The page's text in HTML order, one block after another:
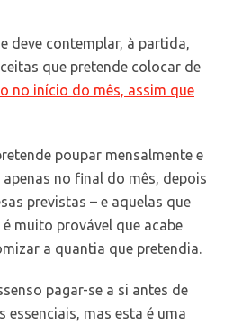
deve contemplar, à partida,
que pretende colocar de
no início do mês, assim que
poupar mensalmente e
no final do mês, depois
previstas – e aquelas que
muito provável que acabe
a quantia que pretendia.
pagar-se a si antes de
essenciais, mas esta é uma